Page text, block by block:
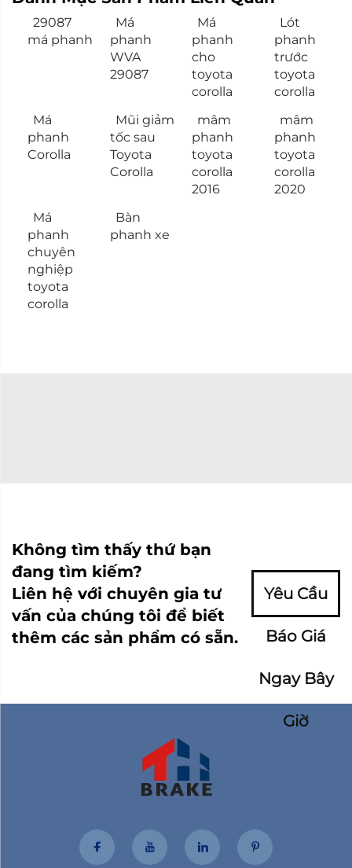
29087
má phanh
Má
phanh
WVA
29087
Má
phanh
cho
toyota
corolla
Lót
phanh
trước
toyota
corolla
Má
phanh
Corolla
Mũi giảm
tốc sau
Toyota
Corolla
mâm
phanh
toyota
corolla
2016
mâm
phanh
toyota
corolla
2020
Má
phanh
chuyên
nghiệp
toyota
corolla
Bàn
phanh xe
Không tìm thấy thứ bạn
đang tìm kiếm?
Liên hệ với chuyên gia tư
vấn của chúng tôi để biết
thêm các sản phẩm có sẵn.
Yêu Cầu
Báo Giá
Ngay Bây
Giờ